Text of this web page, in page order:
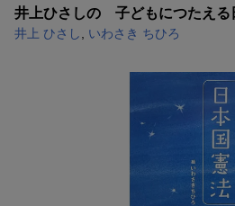
井上ひさしの 子どもにつたえる
井上 ひさし いわさき ちひろ